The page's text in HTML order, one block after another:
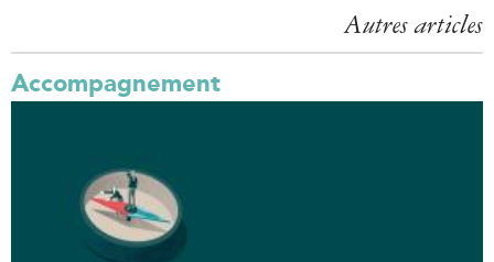
Autres articles
Accompagnement